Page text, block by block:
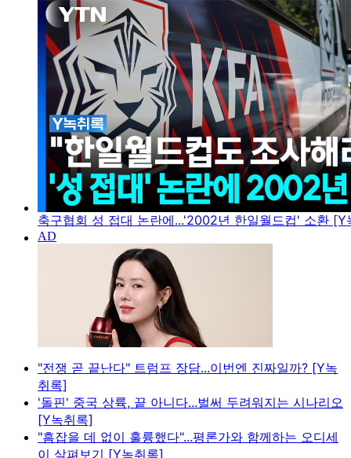
축구협회 성 접대 논란에...'2002년 한일월드컵' 소환 [Y
"전쟁 곧 끝난다" 트럼프 장담...이번엔 진짜일까? [Y녹
취록]
'돌핀' 중국 상륙, 끝 아니다...벌써 두려워지는 시나리오
[Y녹취록]
"흠잡을 데 없이 훌륭했다"...평론가와 함께하는 오디세
이 살펴보기 [Y녹취록]